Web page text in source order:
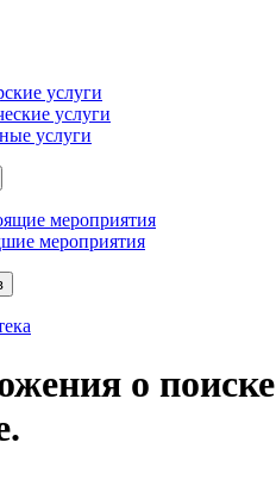
услуги
услуги
услуги
мероприятия
мероприятия
о